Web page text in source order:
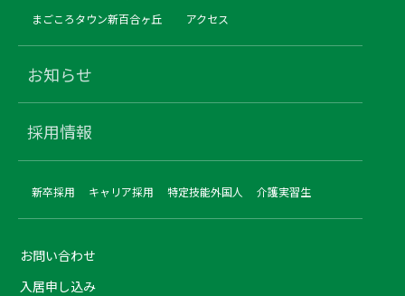
まごころタウン新百合ヶ丘
アクセス
お知らせ
採用情報
新卒採用 キャリア採用 特定技能外国人 介護実習生
お問い合わせ
入居申し込み